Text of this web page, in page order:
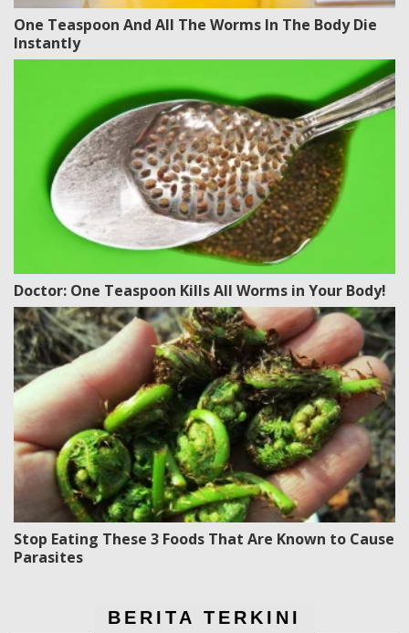
One Teaspoon And All The Worms In The Body Die
Instantly
Doctor: One Teaspoon Kills All Worms in Your Body!
Stop Eating These 3 Foods That Are Known to Cause
Parasites
BERITA TERKINI